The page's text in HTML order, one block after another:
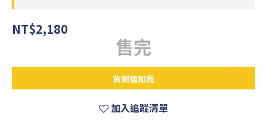
NT$2,180
售完
貨到通知我
加入追蹤清單